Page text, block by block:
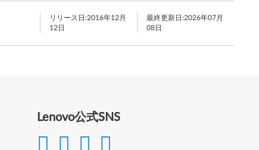
リリース日:2016年12月
12日
最終更新日:2026年07月
08日
Lenovo公式SNS